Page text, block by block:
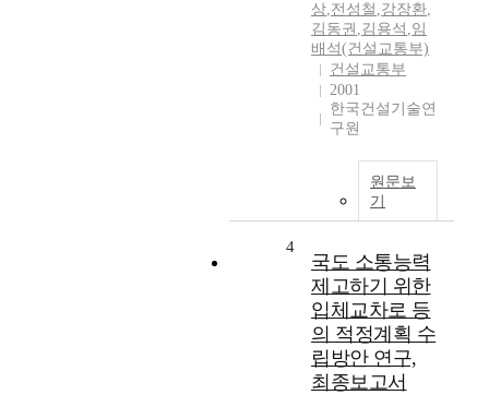
상,전성철 ,강장환,
김동권 ,김용석 ,임
배석(건설교통부)
건설교통부
2001
한국건설기술연
구원
원문보
기
4
국도 소통능력
제고하기 위한
입체교차로 등
의 적정계획 수
립방안 연구,
최종보고서